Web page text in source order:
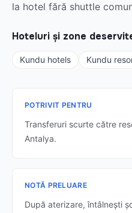
la hotel fără shuttle
Hoteluri și zone
Kundu hotels Kundu
POTRIVIT PENTRU
Transferuri scurte către
Antalya.
NOTĂ PRELUARE
După aterizare, întâlnești